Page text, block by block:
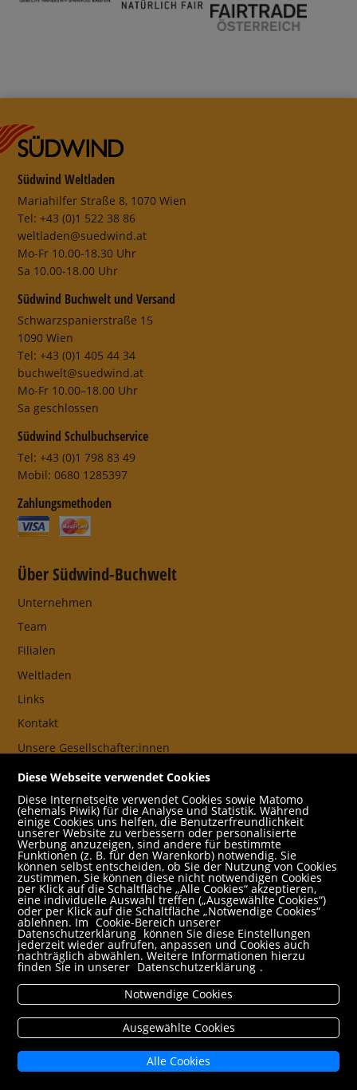
Südwind Weltladen
Mariahilfer Straße 8, 1070 Wien
Tel: +43 (0)1 522 38 86
weltladen@suedwind.at
Mo-Fr 10.00-18.30 Uhr
Sa 10.00-18.00 Uhr
Südwind Buchwelt und Versand
Schwarzspanierstraße 15
1090 Wien
Tel: +43 (0)1 405 44 34
buchwelt@suedwind.at
Mo-Fr 10.00–18.00 Uhr
Sa geschlossen
Südwind Schulbuchservice
Tel: +43 (0)1 798 83 49
Mobil: 0680 1285397
Zahlungsmethoden
Über Südwind-Buchwelt
Unternehmen
Team
Filialen
Weltladen
Links
Kontakt
Unsere Gesellschafter:innen
AGB
Impressum
Datenschutz- und Cookieerklärung
Freund:innen
Service
Jobs
Newsletter abonnieren
Schulbuchservice
Rund um den Einkauf
Versandbedingungen
Filialabholung
Erweiterte Suche
Mein Konto
Diese Webseite verwendet Cookies
Diese Internetseite verwendet Cookies sowie Matomo
(ehemals Piwik) für die Analyse und Statistik. Während
einige Cookies uns helfen, die Benutzerfreundlichkeit
unserer Website zu verbessern oder personalisierte
Werbung anzuzeigen, sind andere für bestimmte
Funktionen (z. B. für den Warenkorb) notwendig. Sie
können selbst entscheiden, ob Sie der Nutzung von Cookies
zustimmen. Sie können diese nicht notwendigen Cookies
per Klick auf die Schaltfläche „Alle Cookies“ akzeptieren,
eine individuelle Auswahl treffen („Ausgewählte Cookies“)
oder per Klick auf die Schaltfläche „Notwendige Cookies“
ablehnen. Im Cookie-Bereich unserer
Datenschutzerklärung können Sie diese Einstellungen
jederzeit wieder aufrufen, anpassen und Cookies auch
nachträglich abwählen. Weitere Informationen hierzu
finden Sie in unserer Datenschutzerklärung .
Notwendige Cookies
Ausgewählte Cookies
Alle Cookies